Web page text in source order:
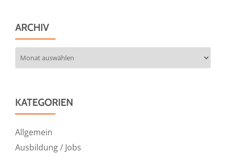
ARCHIV
KATEGORIEN
Allgemein
Ausbildung / Jobs